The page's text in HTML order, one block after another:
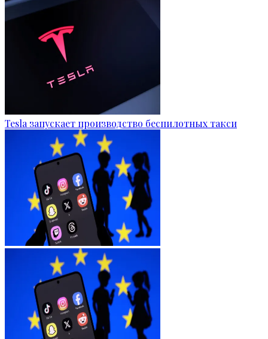
Tesla запускает производство беспилотных такси